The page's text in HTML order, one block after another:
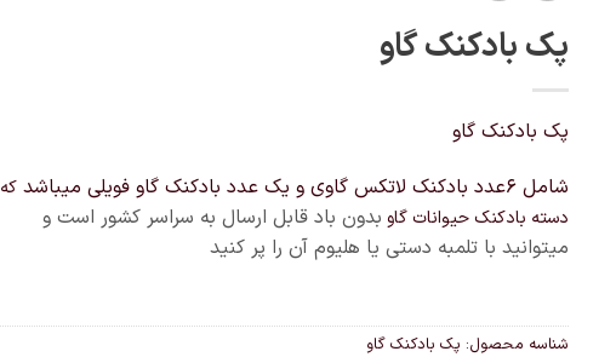
پک بادکنک گاو
پک بادکنک گاو
شامل ۶عدد بادکنک لاتکس گاوی و یک عدد بادکنک گاو فویلی میباشد
که
دسته بادکنک حیوانات گاو بدون باد قابل ارسال به سراسر کشور است و
میتوانید با تلمبه دستی یا هلیوم آن را پر کنید
شناسه محصول: پک بادکنک گاو